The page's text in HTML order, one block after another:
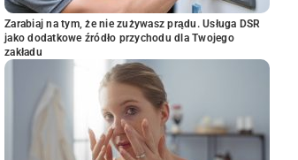
Zarabiaj na tym, że nie zużywasz prądu. Usługa DSR
jako dodatkowe źródło przychodu dla Twojego
zakładu